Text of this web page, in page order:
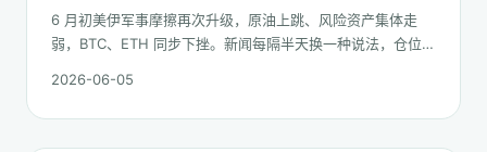
6 月初美伊军事摩擦再次升级，原油上跳、风险资产集体走
弱，BTC、ETH 同步下挫。新闻每隔半天换一种说法，仓位却
2026-06-05